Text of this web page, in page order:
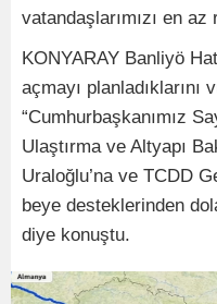
vatandaşlarımızı en
KONYARAY Banliyö
açmayı
“Cumhurbaşkanımız
Ulaştırma ve Altyapı
Uraloğlu’na ve TCDD
beye desteklerinden
diye konuştu.